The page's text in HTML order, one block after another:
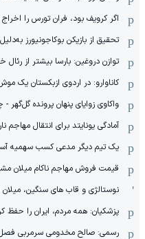
اگر کرویف بود، فران تورس را
تحقیق از بازیکن بوکاجونیورز
توازن دروغین: بارسا بیشتر از رئال
کاناوارو: در اردوی ازبکستان یک
واکاوی زوایای پنهان پرونده گل‌گهر -
آمادگی یونایتد برای انتقال مهاجم
یک تیم دیگر مدعی کسب سهمیه
قیمت فروش مهاجم ناکام
نوستالژی و قاب های سنگین، میلان 1 - رم 2 (2006/2007)
پزشکیان: همه مردم، ایران را حفظ
رسمی: صالح مخدومی سرمربی فصل